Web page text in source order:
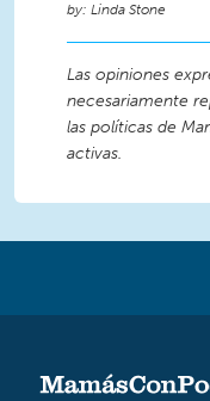
Linda Stone
Las opiniones
necesariamente
las políticas de
activas.